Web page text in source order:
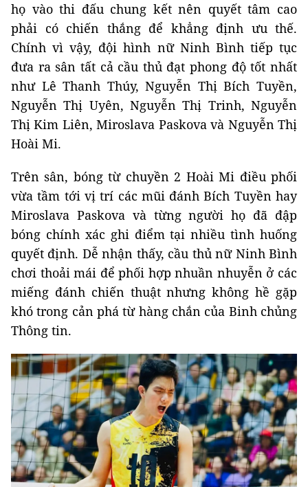
họ vào thi đấu chung kết nên quyết tâm cao
phải có chiến thắng để khẳng định ưu thế.
Chính vì vậy, đội hình nữ Ninh Bình tiếp tục
đưa ra sân tất cả cầu thủ đạt phong độ tốt nhất
như Lê Thanh Thúy, Nguyễn Thị Bích Tuyền,
Nguyễn Thị Uyên, Nguyễn Thị Trinh, Nguyễn
Thị Kim Liên, Miroslava Paskova và Nguyễn Thị
Hoài Mi.
Trên sân, bóng từ chuyền 2 Hoài Mi điều phối
vừa tầm tới vị trí các mũi đánh Bích Tuyền hay
Miroslava Paskova và từng người họ đã đập
bóng chính xác ghi điểm tại nhiều tình huống
quyết định. Dễ nhận thấy, cầu thủ nữ Ninh Bình
chơi thoải mái để phối hợp nhuần nhuyễn ở các
miếng đánh chiến thuật nhưng không hề gặp
khó trong cản phá từ hàng chắn của Binh chủng
Thông tin.